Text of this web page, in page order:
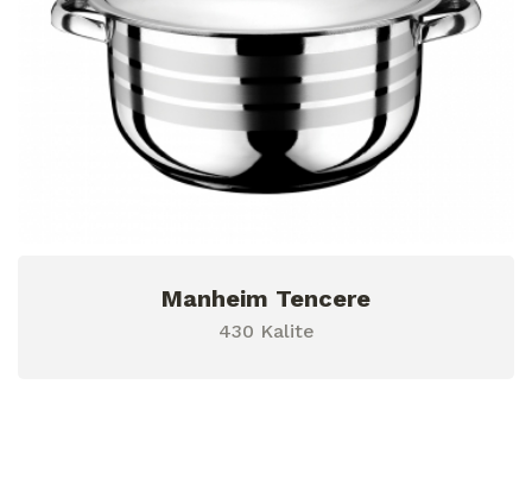
Manheim Tencere
430 Kalite